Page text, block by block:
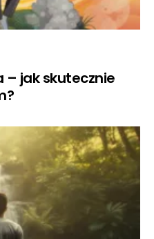
– jak skutecznie